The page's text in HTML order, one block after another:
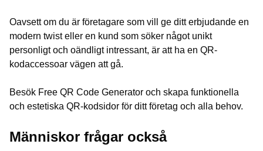
Oavsett om du är företagare som vill ge ditt erbjudande en
modern twist eller en kund som söker något unikt
personligt och oändligt intressant, är att ha en QR-
kodaccessoar vägen att gå.
Besök Free QR Code Generator och skapa funktionella
och estetiska QR-kodsidor för ditt företag och alla behov.
Människor frågar också